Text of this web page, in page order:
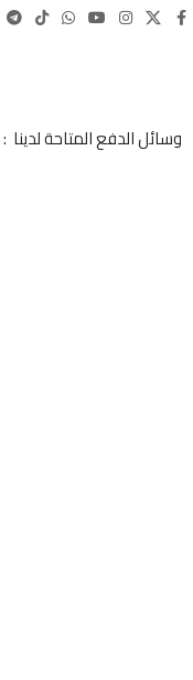
وسائل الدفع المتاحة لدينا :